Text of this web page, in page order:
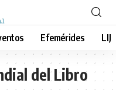
Efemérides LIJ
del Libro